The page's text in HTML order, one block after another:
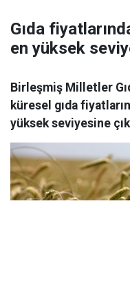
Gıda
en yüksek
Birleşmiş Milletler
küresel gıda
yüksek seviyesine